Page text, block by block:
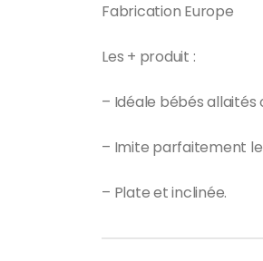
Fabrication Europe
Les + produit :
– Idéale bébés allaités
– Imite parfaitement
– Plate et inclinée.